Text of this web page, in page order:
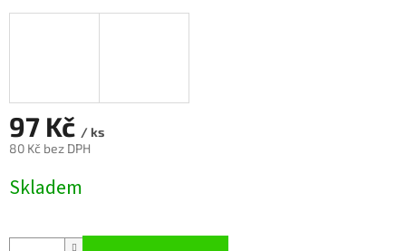
97 Kč / ks
80 Kč bez DPH
cena:
Skladem